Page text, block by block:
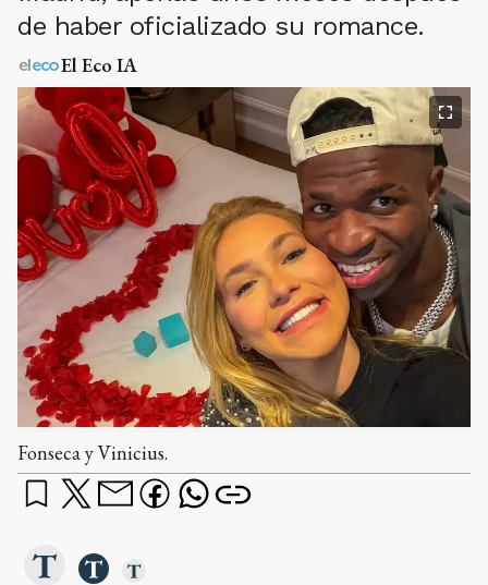
de haber oficializado su romance.
El Eco IA
Fonseca y Vinicius.